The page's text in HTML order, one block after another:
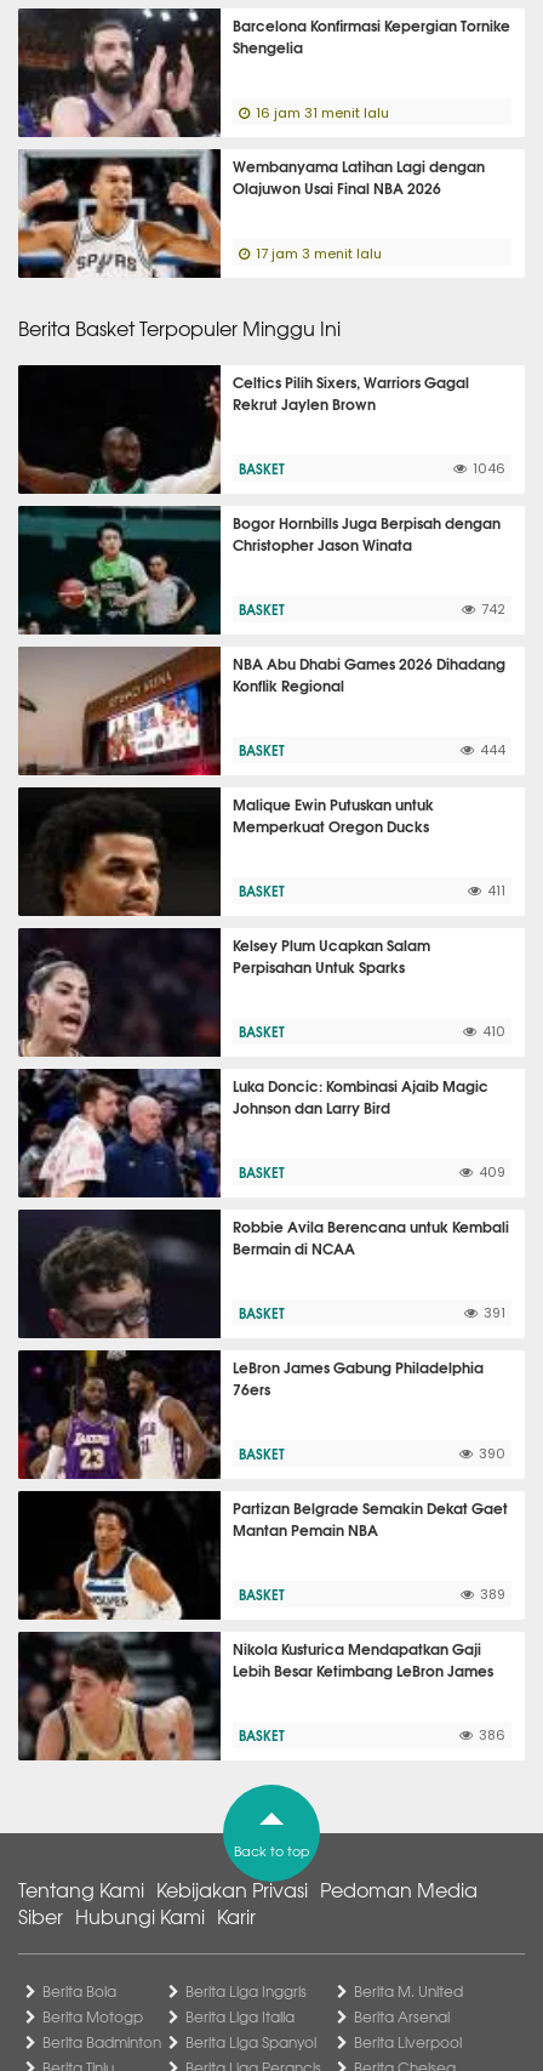
Barcelona Konfirmasi Kepergian Tornike
Shengelia
16 jam 31 menit lalu
Wembanyama Latihan Lagi dengan
Olajuwon Usai Final NBA 2026
17 jam 3 menit lalu
Berita Basket Terpopuler Minggu Ini
Celtics Pilih Sixers, Warriors Gagal
Rekrut Jaylen Brown
BASKET 1046
Bogor Hornbills Juga Berpisah dengan
Christopher Jason Winata
BASKET 742
NBA Abu Dhabi Games 2026 Dihadang
Konflik Regional
BASKET 444
Malique Ewin Putuskan untuk
Memperkuat Oregon Ducks
BASKET 411
Kelsey Plum Ucapkan Salam
Perpisahan Untuk Sparks
BASKET 410
Luka Doncic: Kombinasi Ajaib Magic
Johnson dan Larry Bird
BASKET 409
Robbie Avila Berencana untuk Kembali
Bermain di NCAA
BASKET 391
LeBron James Gabung Philadelphia
76ers
BASKET 390
Partizan Belgrade Semakin Dekat Gaet
Mantan Pemain NBA
BASKET 389
Nikola Kusturica Mendapatkan Gaji
Lebih Besar Ketimbang LeBron James
BASKET 386
Back to top
Tentang Kami Kebijakan Privasi Pedoman Media
Siber Hubungi Kami Karir
Berita Bola
Berita Motogp
Berita Badminton
Berita Liga Inggris
Berita Liga Italia
Berita Liga Spanyol
Berita M. United
Berita Arsenal
Berita Liverpool